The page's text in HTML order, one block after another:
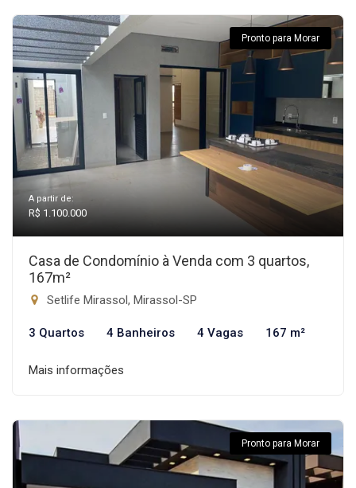
Pronto para Morar
A partir de:
R$ 1.100.000
Casa de Condomínio à Venda com 3 quartos,
167m²
Setlife Mirassol, Mirassol-SP
3 Quartos 4 Banheiros 4 Vagas 167 m²
Mais informações
Pronto para Morar